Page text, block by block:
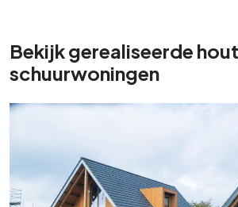
Bekijk gerealiseerde
schuurwoningen